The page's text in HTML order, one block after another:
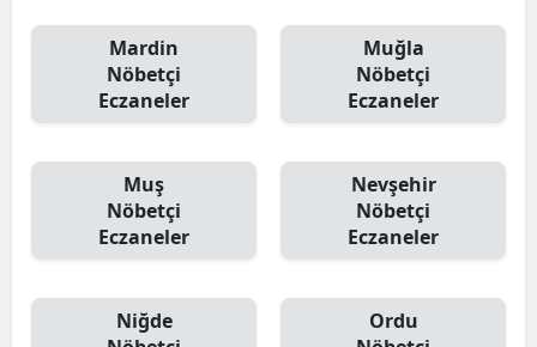
Mardin
Nöbetçi
Eczaneler
Muğla
Nöbetçi
Eczaneler
Muş
Nöbetçi
Eczaneler
Nevşehir
Nöbetçi
Eczaneler
Niğde
Ordu